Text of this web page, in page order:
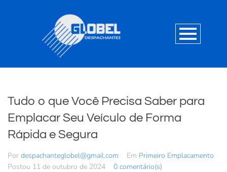
Tudo o que Você Precisa Saber para
Emplacar Seu Veículo de Forma
Rápida e Segura
Por despachanteglobel@gmail.com Em Primeiro Emplacamento
Postou 11 de outubro de 2024 0 comentário(s)